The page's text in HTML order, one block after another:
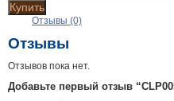
Купить
Отзывы (0)
Отзывы
Отзывов пока нет.
Добавьте первый отзыв